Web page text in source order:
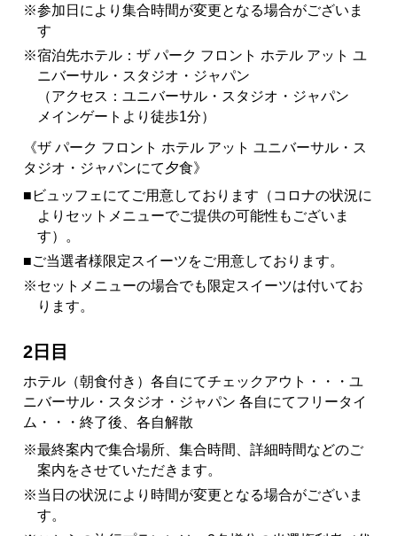
※参加日により集合時間が変更となる場合がございま
す
※宿泊先ホテル：ザ パーク フロント ホテル アット ユ
ニバーサル・スタジオ・ジャパン
（アクセス：ユニバーサル・スタジオ・ジャパン
メインゲートより徒歩1分）
《ザ パーク フロント ホテル アット ユニバーサル・ス
タジオ・ジャパンにて夕食》
■ビュッフェにてご用意しております（コロナの状況に
よりセットメニューでご提供の可能性もございま
す）。
■ご当選者様限定スイーツをご用意しております。
※セットメニューの場合でも限定スイーツは付いてお
ります。
2日目
ホテル（朝食付き）各自にてチェックアウト・・・ユ
ニバーサル・スタジオ・ジャパン 各自にてフリータイ
ム・・・終了後、各自解散
※最終案内で集合場所、集合時間、詳細時間などのご
案内をさせていただきます。
※当日の状況により時間が変更となる場合がございま
す。